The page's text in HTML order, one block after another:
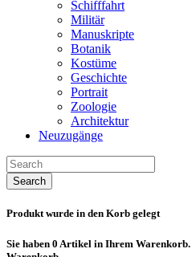
Schifffahrt
Militär
Manuskripte
Botanik
Kostüme
Geschichte
Portrait
Zoologie
Architektur
Neuzugänge
Search
Produkt wurde in den Korb gelegt
Sie haben 0 Artikel in Ihrem Warenkorb.